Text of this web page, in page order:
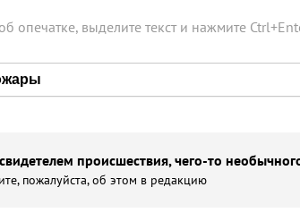
опечатке, выделите текст и нажмите Ctrl+
происшествия, чего-то
пожалуйста, об этом в редакцию